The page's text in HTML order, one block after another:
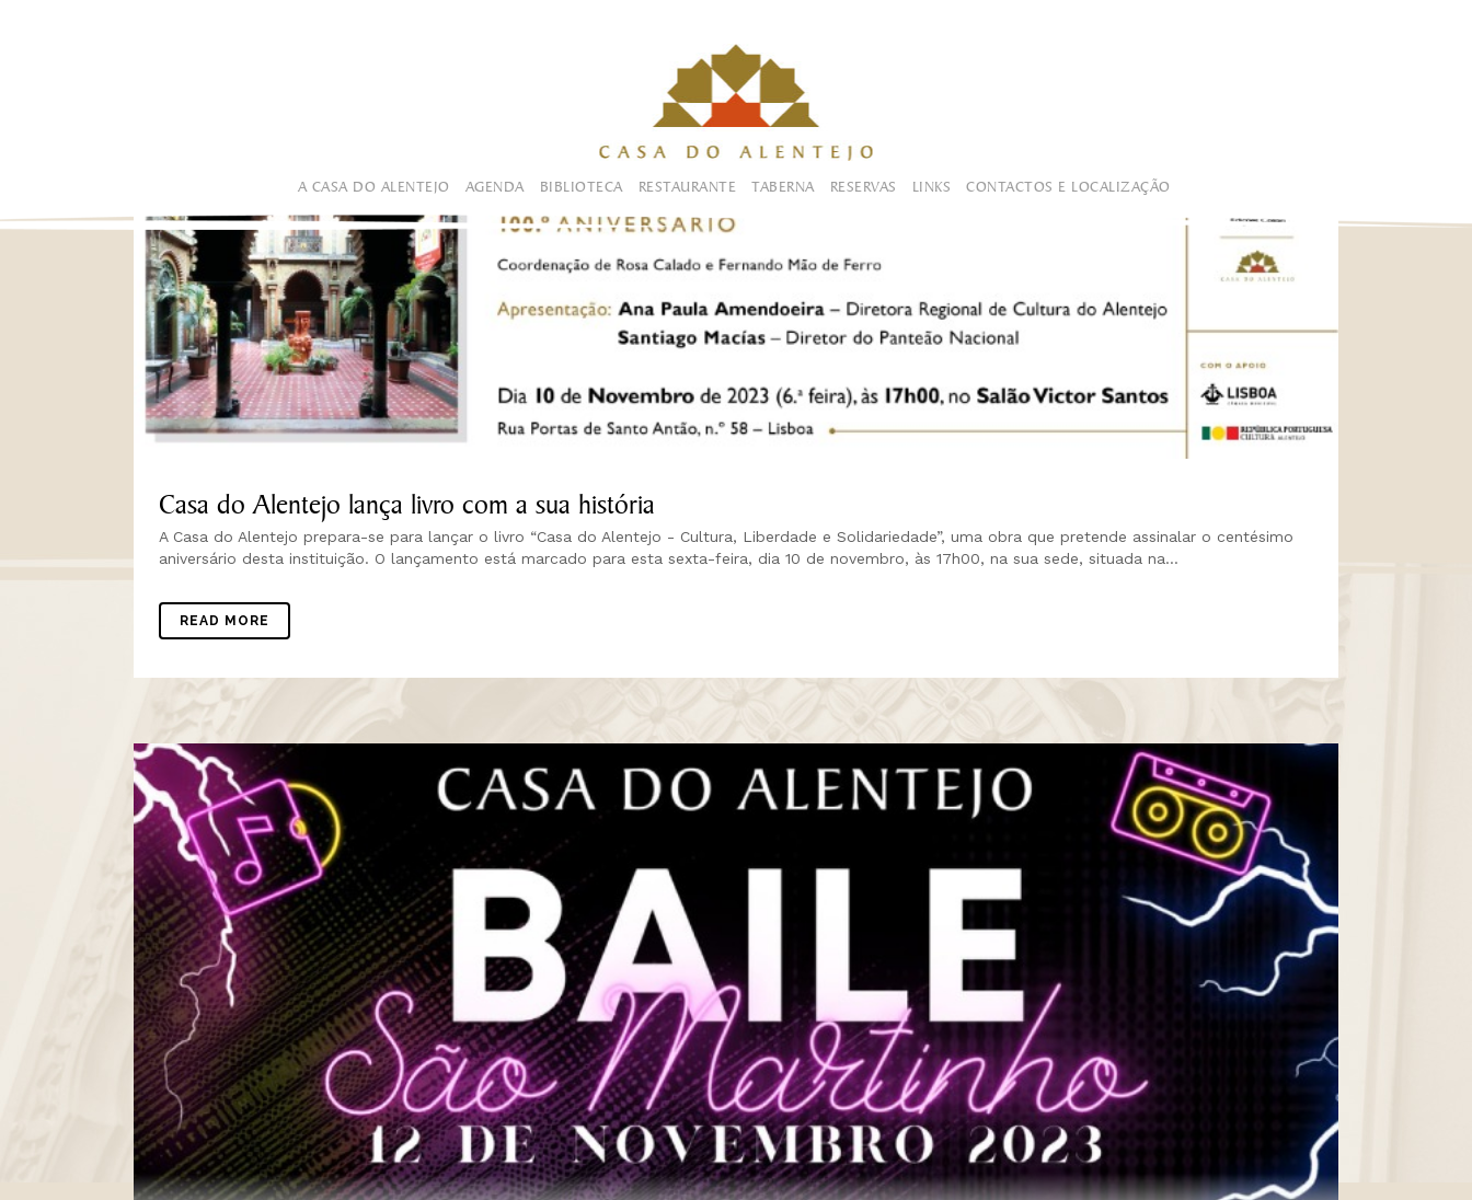
A CASA DO ALENTEJO AGENDA BIBLIOTECA RESTAURANTE TABERNA RESERVAS LINKS CONTACTOS E LOCALIZAÇÃO
Casa do Alentejo lança livro com a sua história
A Casa do Alentejo prepara-se para lançar o livro “Casa do Alentejo - Cultura, Liberdade e Solidariedade”, uma obra que pretende assinalar o centésimo
aniversário desta instituição. O lançamento está marcado para esta sexta-feira, dia 10 de novembro, às 17h00, na sua sede, situada na...
READ MORE